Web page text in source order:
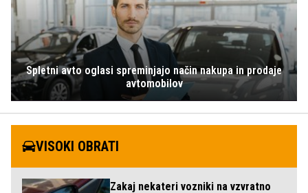
Spletni avto oglasi spreminjajo način nakupa in prodaje
avtomobilov
VISOKI OBRATI
Zakaj nekateri vozniki na vzvratno